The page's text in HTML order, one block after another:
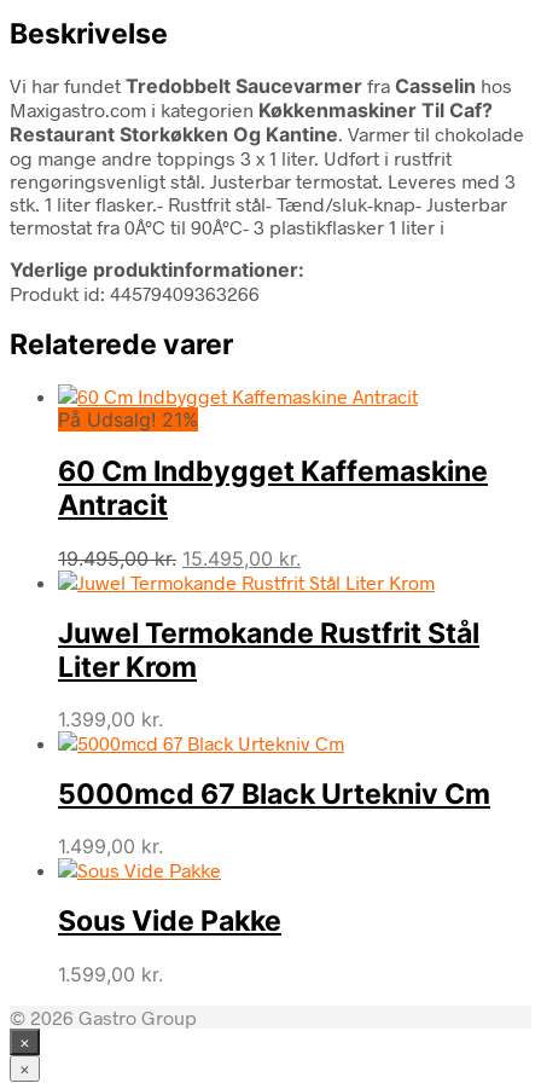
Beskrivelse
Vi har fundet Tredobbelt Saucevarmer fra Casselin hos
Maxigastro.com i kategorien Køkkenmaskiner Til Caf?
Restaurant Storkøkken Og Kantine. Varmer til chokolade
og mange andre toppings 3 x 1 liter. Udført i rustfrit
rengøringsvenligt stål. Justerbar termostat. Leveres med 3
stk. 1 liter flasker.- Rustfrit stål- Tænd/sluk-knap- Justerbar
termostat fra 0Â°C til 90Â°C- 3 plastikflasker 1 liter i
Yderlige produktinformationer:
Produkt id: 44579409363266
Relaterede varer
På Udsalg! 21%
60 Cm Indbygget Kaffemaskine
Antracit
19.495,00kr. Den
oprindelige
var:
19.495,00 kr..
15.495,00 kr.
aktuelle
er:
15.495,00 kr..
Juwel Termokande Rustfrit Stål
Liter Krom
1.399,00 kr.
5000mcd 67 Black Urtekniv Cm
1.499,00 kr.
Sous Vide Pakke
1.599,00 kr.
© 2026 Gastro Group
×
×